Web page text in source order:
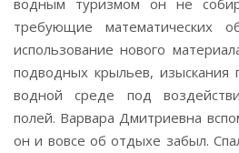
водным туризмом он не
требующие математических
использование нового
подводных крыльев, изыскания
водной среде под
полей. Варвара Дмитриевна
он и вовсе об отдыхе забыл.